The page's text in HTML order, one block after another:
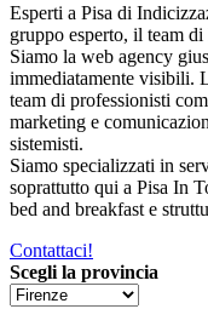
Esperti a Pisa di
gruppo esperto, il team
Siamo la web agency
immediatamente visibili.
team di professionisti
marketing e
sistemisti.
Siamo specializzati in
soprattutto qui a Pisa In
bed and breakfast e
Contattaci!
Scegli la provincia